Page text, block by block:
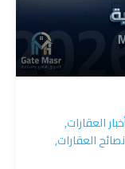
العقارات,
نصائح العقارات,